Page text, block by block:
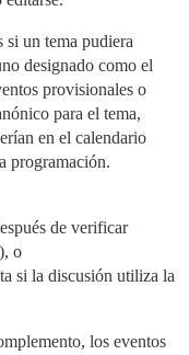
si un tema pudiera
designado como el
provisionales o
para el tema,
en el calendario
programación.
de verificar
o
si la discusión utiliza la
los eventos